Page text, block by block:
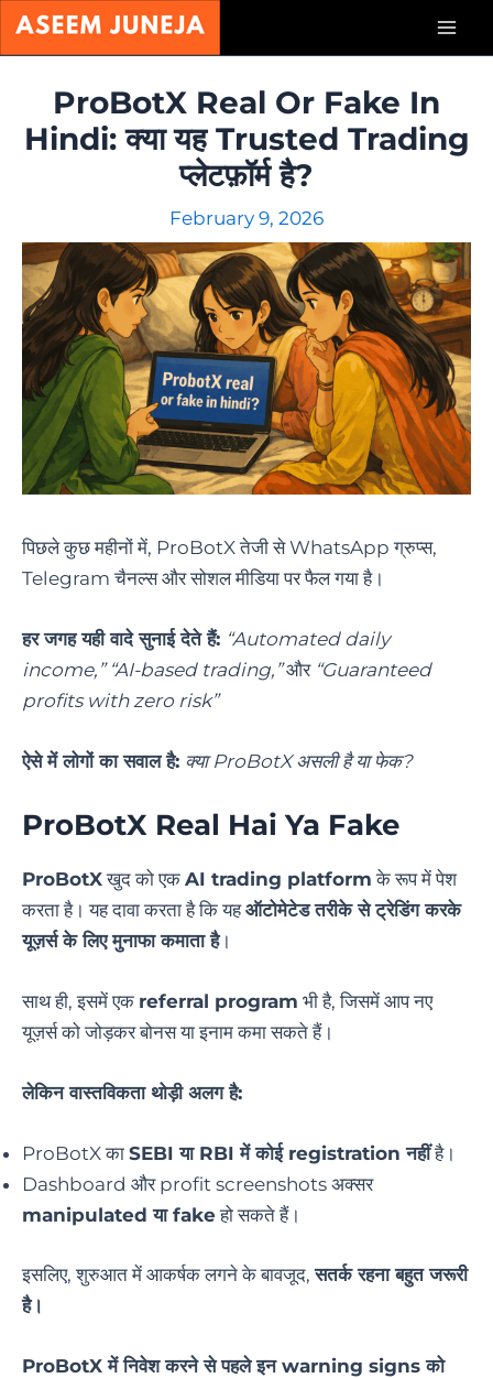
Skip
ProBotX Real Or Fake In
Hindi: क्या यह Trusted Trading
प्लेटफ़ॉर्म है?
February 9, 2026
पिछले कुछ महीनों में, ProBotX तेजी से WhatsApp ग्रुप्स,
Telegram चैनल्स और सोशल मीडिया पर फैल गया है।
हर जगह यही वादे सुनाई देते हैं: “Automated daily
income,” “AI-based trading,”और “Guaranteed
profits with zero risk”
ऐसे में लोगों का सवाल है: क्या ProBotX असली है या फेक?
ProBotX Real Hai Ya Fake
ProBotXखुद को एक AI trading platform के रूप में पेश
करता है। यह दावा करता है कि यहऑटोमेटेड तरीके से ट्रेडिंग करके
यूज़र्स के लिए मुनाफा कमाता है।
साथ ही, इसमें एक referral program भी है, जिसमें आप नए
यूज़र्स को जोड़कर बोनस या इनाम कमा सकते हैं।
लेकिन वास्तविकता थोड़ी अलग है:
ProBotX का SEBI या RBI में कोई registration नहींहै।
Dashboard और profit screenshots अक्सर
manipulated या fakeहो सकते हैं।
इसलिए, शुरुआत में आकर्षक लगने के बावजूद,सतर्क रहना बहुत जरूरी
है।
ProBotX में निवेश करने से पहले इन warning signs को